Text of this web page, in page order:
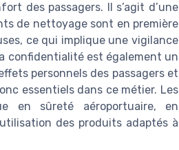
des passagers. Il s’agit d’une
de nettoyage sont en première
ce qui implique une vigilance
confidentialité est également un
personnels des passagers et
essentiels dans ce métier. Les
en sûreté aéroportuaire, en
des produits adaptés à